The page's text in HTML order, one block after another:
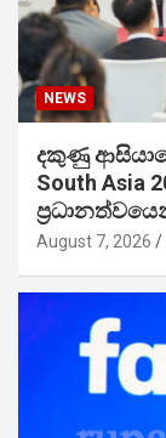
NEWS
දකුණු
South Asia
August 7, 2026